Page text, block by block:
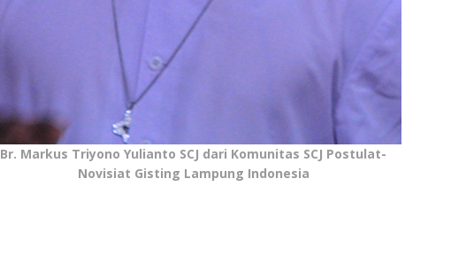
Br. Markus Triyono Yulianto SCJ dari Komunitas SCJ Postulat-
Novisiat Gisting Lampung Indonesia